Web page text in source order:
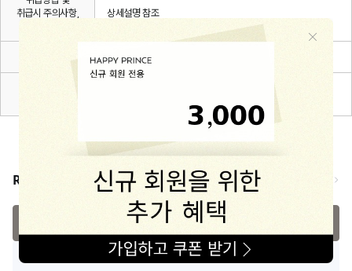
취급시 주의사항,
상세설명 참조
관련 법 및 소비자 분쟁해결 규정에 따름